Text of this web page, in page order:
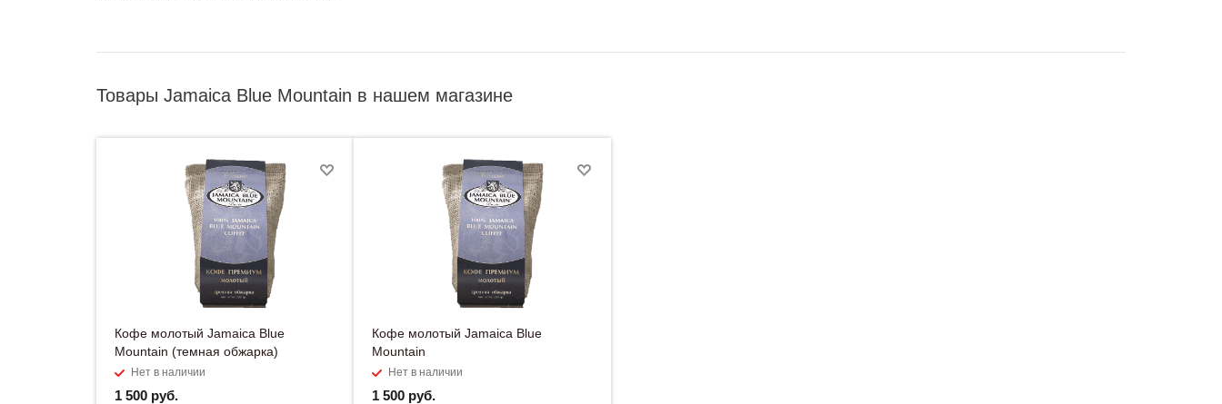
Товары Jamaica Blue Mountain в нашем магазине
Кофе молотый Jamaica Blue
Mountain (темная обжарка)
Нет в наличии
1 500 руб.
Кофе молотый Jamaica Blue
Mountain
Нет в наличии
1 500 руб.